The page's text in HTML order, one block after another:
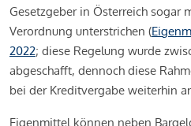
Gesetzgeber in Österreich sogar
Verordnung unterstrichen (
2022; diese Regelung wurde
abgeschafft, dennoch diese
bei der Kreditvergabe weiterhin
Eigenmittel können neben